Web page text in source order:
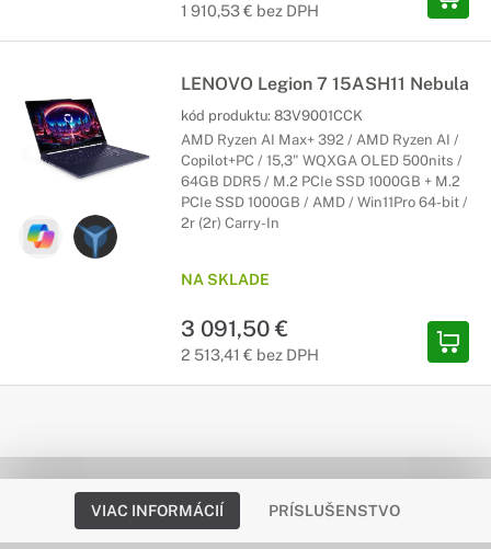
1 910,53 € bez DPH
LENOVO Legion 7 15ASH11 Nebula
kód produktu: 83V9001CCK
AMD Ryzen AI Max+ 392 / AMD Ryzen AI /
Copilot+PC / 15,3" WQXGA OLED 500nits /
64GB DDR5 / M.2 PCIe SSD 1000GB + M.2
PCIe SSD 1000GB / AMD / Win11Pro 64-bit /
2r (2r) Carry-In
NA SKLADE
3 091,50 €
2 513,41 € bez DPH
VIAC INFORMÁCIÍ PRÍSLUŠENSTVO